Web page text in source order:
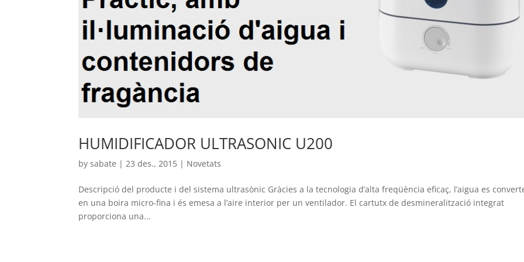
HUMIDIFICADOR ULTRASONIC U200
bysabate |23 des., 2015 | Novetats
Descripció del producte i del sistema ultrasònic Gràcies a la tecnologia d’alta freqüència eficaç, l’aigua es
en una boira micro-fina i és emesa a l’aire interior per un ventilador. El cartutx de desmineralització integrat
proporciona una...